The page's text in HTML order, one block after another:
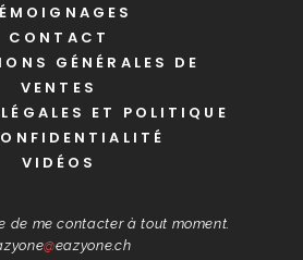
CONTACT
GÉNÉRALES DE
VENTES
ET POLITIQUE
VIDÉOS
de me contacter à tout moment.
@eazyone.ch